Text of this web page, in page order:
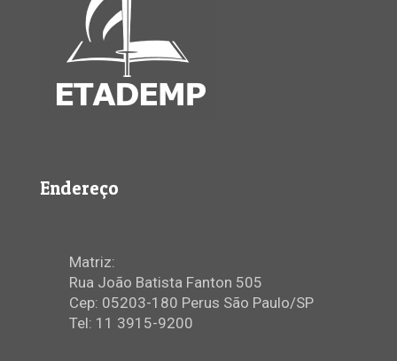
Endereço
Matriz:
Rua João Batista Fanton 505
Cep: 05203-180 Perus São Paulo/SP
Tel: 11 3915-9200